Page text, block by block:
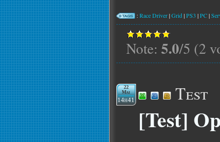
:Race Driver|Grid|PS3 |PC|
Note: 5.0/5 (2
22
Mai
14h41 Test
[Test]